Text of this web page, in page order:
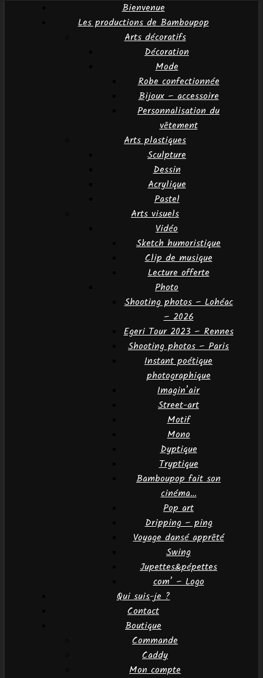
Bienvenue
Les productions de Bamboupop
Arts décoratifs
Décoration
Mode
Robe confectionnée
Bijoux – accessoire
Personnalisation du
vêtement
Arts plastiques
Sculpture
Dessin
Acrylique
Pastel
Arts visuels
Vidéo
Sketch humoristique
Clip de musique
Lecture offerte
Photo
Shooting photos – Lohéac
– 2026
Egeri Tour 2023 – Rennes
Shooting photos – Paris
Instant poétique
photographique
Imagin’air
Street-art
Motif
Mono
Dyptique
Tryptique
Bamboupop fait son
cinéma…
Pop art
Dripping – ping
Voyage dansé apprêté
Swing
Jupettes&pépettes
com’ – Logo
Qui suis-je ?
Contact
Boutique
Commande
Caddy
Mon compte